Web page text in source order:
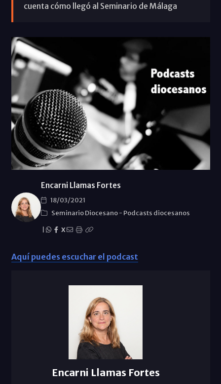
cuenta cómo llegó al Seminario de Málaga
Encarni Llamas Fortes
18/03/2021
Seminario Diocesano- Podcasts diocesanos
X
Aquí puedes escuchar el podcast
Encarni Llamas Fortes